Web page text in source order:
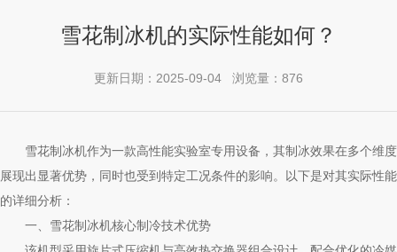
雪花制冰机的实际性能如何？
更新日期：2025-09-04 浏览量：876
雪花制冰机作为一款高性能实验室专用设备，其制冰效果在多个维度
展现出显著优势，同时也受到特定工况条件的影响。以下是对其实际性能
的详细分析：
一、 雪花制冰机核心制冷技术优势